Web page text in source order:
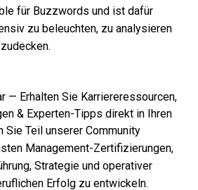
für Buzzwords und ist dafür
zu beleuchten, zu analysieren
— Erhalten Sie Karriereressourcen,
& Experten-Tipps direkt in Ihren
Sie Teil unserer Community
Management-Zertifizierungen,
Strategie und operativer
Erfolg zu entwickeln.